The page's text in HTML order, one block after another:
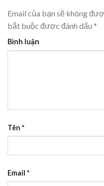
Email của bạn sẽ không
bắt buộc được đánh dấu *
Bình luận
Tên *
Email *